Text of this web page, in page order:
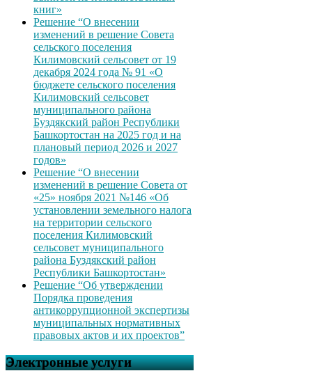
книг»
Решение “О внесении
изменений в решение Совета
сельского поселения
Килимовский сельсовет от 19
декабря 2024 года № 91 «О
бюджете сельского поселения
Килимовский сельсовет
муниципального района
Буздякский район Республики
Башкортостан на 2025 год и на
плановый период 2026 и 2027
годов»
Решение “О внесении
изменений в решение Совета от
«25» ноября 2021 №146 «Об
установлении земельного налога
на территории сельского
поселения Килимовский
сельсовет муниципального
района Буздякский район
Республики Башкортостан»
Решение “Об утверждении
Порядка проведения
антикоррупционной экспертизы
муниципальных нормативных
правовых актов и их проектов”
Электронные услуги